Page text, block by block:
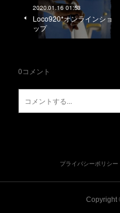
2020.01.16 01:53
Loco920*オンラインショ
ップ
0コメント
プライバシーポリシー
Copyright